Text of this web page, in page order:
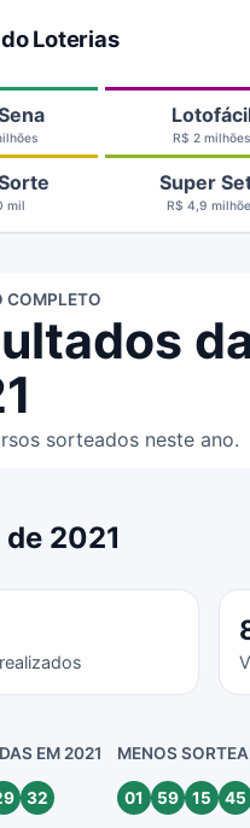
Loterias
R$ 2 milhões
mil
Super
R$ 4,9
COMPLETO
sorteados neste ano.
2021
EM 2021
32
MENOS
01 59 15 45